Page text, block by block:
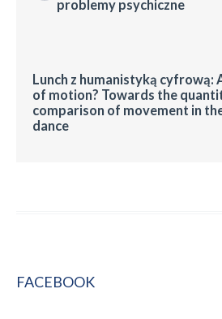
problemy psychiczne
Lunch z humanistyką cyfrową:
of motion? Towards the
comparison of movement in
dance
FACEBOOK